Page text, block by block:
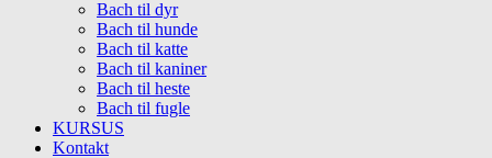
Bach til dyr
Bach til hunde
Bach til katte
Bach til kaniner
Bach til heste
Bach til fugle
KURSUS
Kontakt